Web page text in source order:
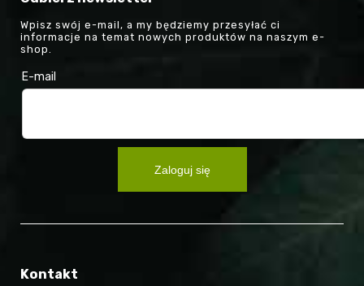
Wpisz swój e-mail, a my będziemy przesyłać ci
informacje na temat nowych produktów na naszym e-
shop.
E-mail
Zaloguj się
Kontakt